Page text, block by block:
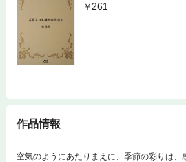
261
作品情報
空気のようにあたりまえに、季節の彩りは、